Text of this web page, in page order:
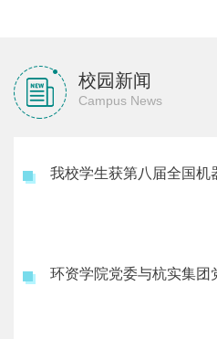
校园新闻
Campus News
环资学院党委与杭实集团